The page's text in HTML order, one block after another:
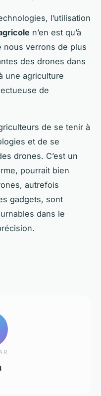
l’utilisation
n’en est qu’à
nous verrons de plus
des drones dans
une agriculture
de
de se tenir à
et de se
drones. C’est un
pourrait bien
autrefois
gadgets, sont
dans le